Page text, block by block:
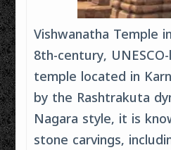
Vishwanatha Temple
8th-century,
temple located in
by the Rashtrakuta
Nagara style, it is
stone carvings,